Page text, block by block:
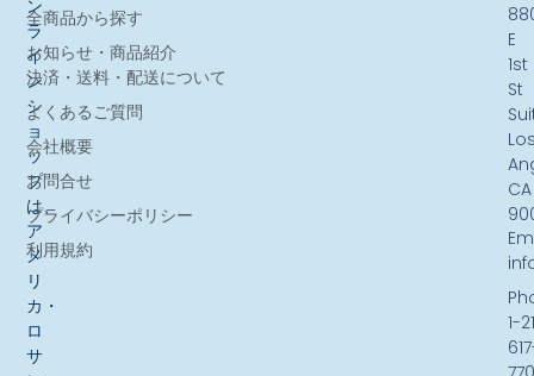
ン
ラ
イ
ン
シ
ョ
ッ
プ
は、
ア
メ
リ
カ・
ロ
サ
全商品から探す
お知らせ・商品紹介
決済・送料・配送について
よくあるご質問
会社概要
お問合せ
プライバシーポリシー
利用規約
E
1st
St
CA
1-